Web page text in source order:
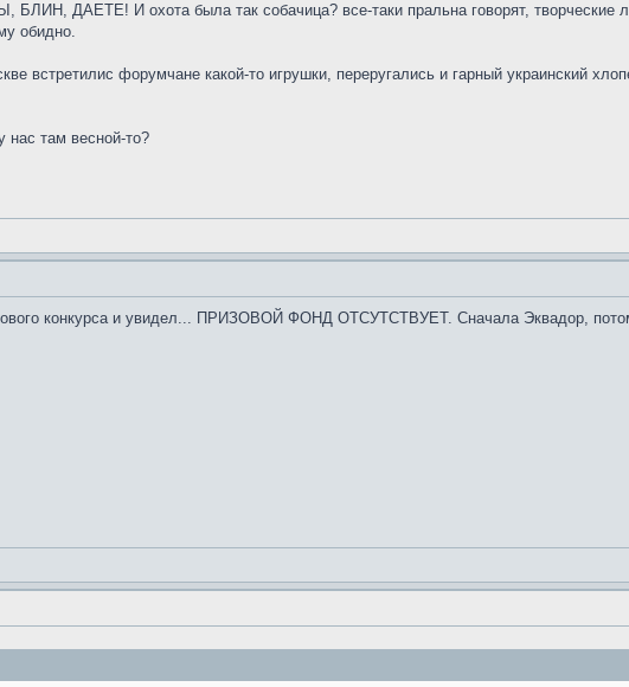
БЛИН, ДАЕТЕ! И охота была так собачица? все-таки пральна говорят, творческие
обидно.
встретилис форумчане какой-то игрушки, переругались и гарный украинский
там весной-то?
конкурса и увидел... ПРИЗОВОЙ ФОНД ОТСУТСТВУЕТ. Сначала Эквадор,